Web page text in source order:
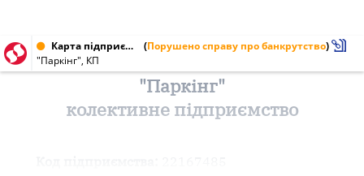
Карта підприємства від 28.03.2002 № 22167485 (Порушено справу про банкрутство)
"Паркінг", КП
"Паркінг"
колективне підприємство